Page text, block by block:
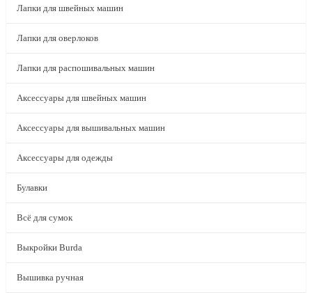
Лапки для швейных машин
Лапки для оверлоков
Лапки для распошивальных машин
Аксессуары для швейных машин
Аксессуары для вышивальных машин
Аксессуары для одежды
Булавки
Всё для сумок
Выкройки Burda
Вышивка ручная